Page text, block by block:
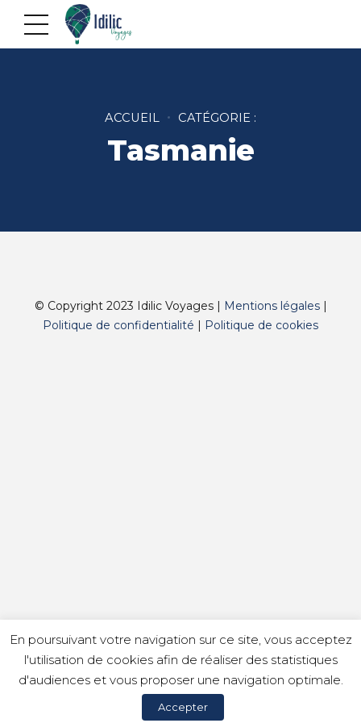
ACCUEIL CATÉGORIE :
Tasmanie
© Copyright 2023 Idilic Voyages | Mentions légales |
Politique de confidentialité | Politique de cookies
En poursuivant votre navigation sur ce site, vous acceptez
l'utilisation de cookies afin de réaliser des statistiques
d'audiences et vous proposer une navigation optimale.
Accepter